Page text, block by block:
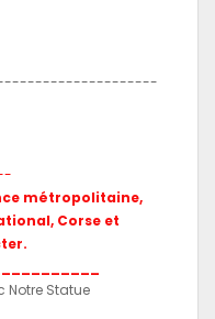
métropolitaine,
Corse et
Notre Statue